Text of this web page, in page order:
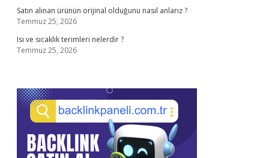
Satın alınan ürünün orijinal olduğunu nasıl anlarız ?
Temmuz 25, 2026
Isı ve sıcaklık terimleri nelerdir ?
Temmuz 25, 2026